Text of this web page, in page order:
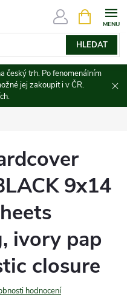
HLEDAT
NÁKUPNÍ
KOŠÍK
český trh. Po fenomenálním
jej zakoupit i v ČR.
9x14
ivory pap
closure
hodnocení